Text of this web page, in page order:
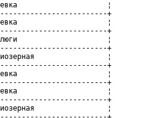
Боевка                     ¦
+
Боевка                     ¦
+
Лялюги                     ¦
+
Приозерная                 ¦
+
Боевка                     ¦
+
Боевка                     ¦
+
Приозерная                 ¦